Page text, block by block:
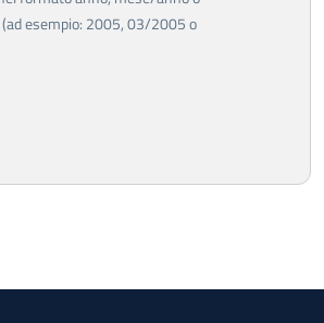
esempio: 2005, 03/2005 o